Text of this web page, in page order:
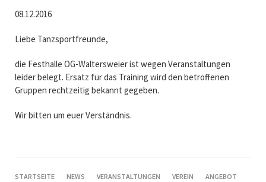
08.12.2016
Liebe Tanzsportfreunde,
die Festhalle OG-Waltersweier ist wegen Veranstaltungen
leider belegt. Ersatz für das Training wird den betroffenen
Gruppen rechtzeitig bekannt gegeben.
Wir bitten um euer Verständnis.
NAVIGATION
STARTSEITE NEWS VERANSTALTUNGEN VEREIN ANGEBOT